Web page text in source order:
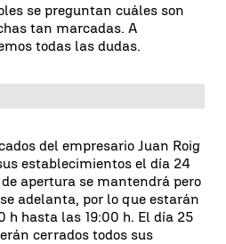
se preguntan cuáles son
tan marcadas. A
todas las dudas.
del empresario Juan Roig
establecimientos el día 24
apertura se mantendrá pero
adelanta, por lo que estarán
h hasta las 19:00 h. El día 25
cerrados todos sus